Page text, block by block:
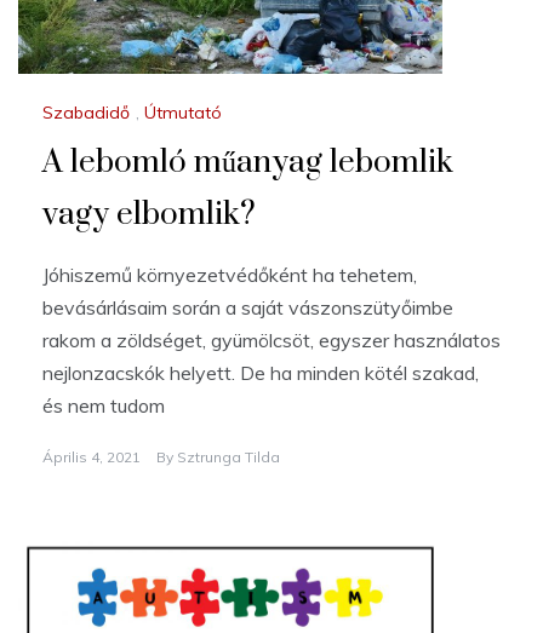
Szabadidő Útmutató
A lebomló műanyag lebomlik
vagy elbomlik?
Jóhiszemű környezetvédőként ha tehetem,
bevásárlásaim során a saját vászonszütyőimbe
rakom a zöldséget, gyümölcsöt, egyszer használatos
nejlonzacskók helyett. De ha minden kötél szakad,
és nem tudom
Április 4, 2021 By Sztrunga Tilda